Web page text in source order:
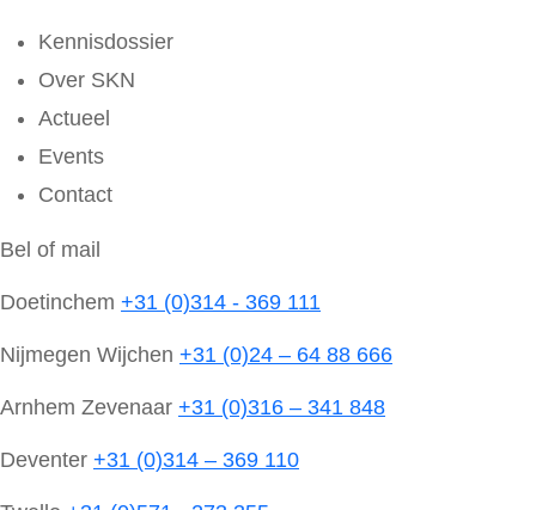
Kennisdossier
Over SKN
Actueel
Events
Contact
Bel of mail
Doetinchem +31 (0)314 - 369 111
Nijmegen Wijchen +31 (0)24 – 64 88 666
Arnhem Zevenaar +31 (0)316 – 341 848
Deventer +31 (0)314 – 369 110